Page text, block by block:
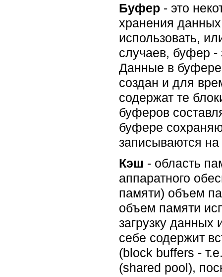
Буфер - это
хранения
использовать,
случаев, буфер -
Данные в
создан и для
содержат те
буферов
буфере
записываются
Кэш - область
аппаратного
памяти) объем
объем памяти
загрузку
себе содержит
(block buffers -
(shared pool),